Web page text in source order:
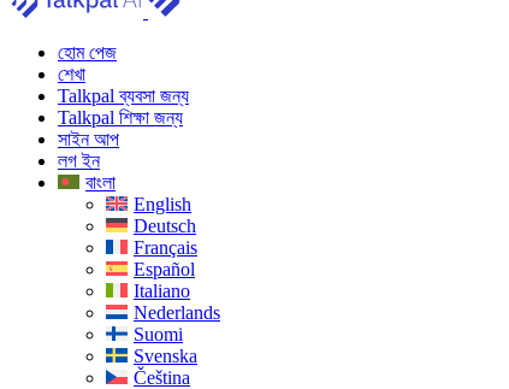
হোম পেজ
শেখা
Talkpal ব্যবসা জন্য
Talkpal শিক্ষা জন্য
সাইন আপ
লগ ইন
বাংলা
English
Deutsch
Français
Español
Italiano
Nederlands
Suomi
Svenska
Čeština